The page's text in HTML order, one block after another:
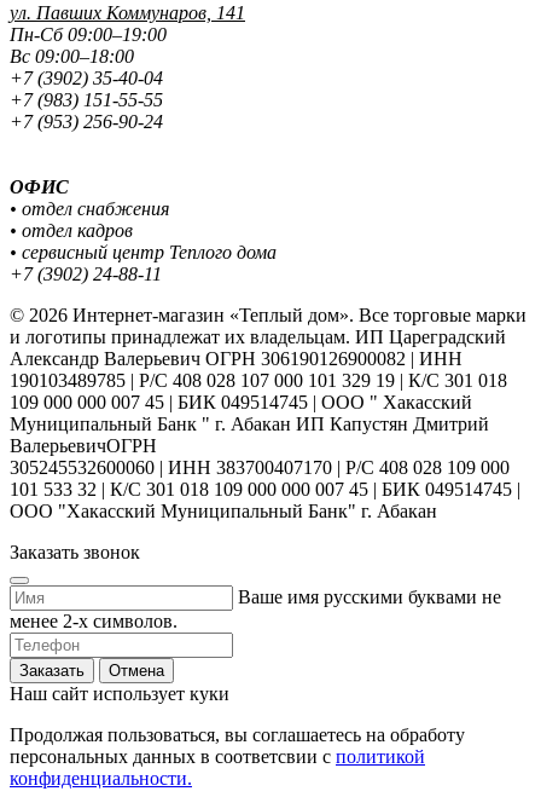
ул. Павших Коммунаров, 141
Пн-Сб 09:00–19:00
Вс 09:00–18:00
+7 (3902) 35-40-04
+7 (983) 151-55-55
+7 (953) 256-90-24
ОФИС
• отдел снабжения
• отдел кадров
• сервисный центр Теплого дома
+7 (3902) 24-88-11
© 2026 Интернет-магазин «Теплый дом». Все торговые марки
и логотипы принадлежат их владельцам. ИП Цареградский
Александр Валерьевич ОГРН 306190126900082 | ИНН
190103489785 | Р/С 408 028 107 000 101 329 19 | К/С 301 018
109 000 000 007 45 | БИК 049514745 | ООО " Хакасский
Муниципальный Банк " г. Абакан ИП Капустян Дмитрий
ВалерьевичОГРН
305245532600060 | ИНН 383700407170 | Р/С 408 028 109 000
101 533 32 | К/С 301 018 109 000 000 007 45 | БИК 049514745 |
ООО "Хакасский Муниципальный Банк" г. Абакан
Заказать звонок
Ваше имя русскими буквами не
менее 2-х символов.
Заказать Отмена
Наш сайт использует куки
Продолжая пользоваться, вы соглашаетесь на обработу
персональных данных в соответсвии с политикой
конфиденциальности.